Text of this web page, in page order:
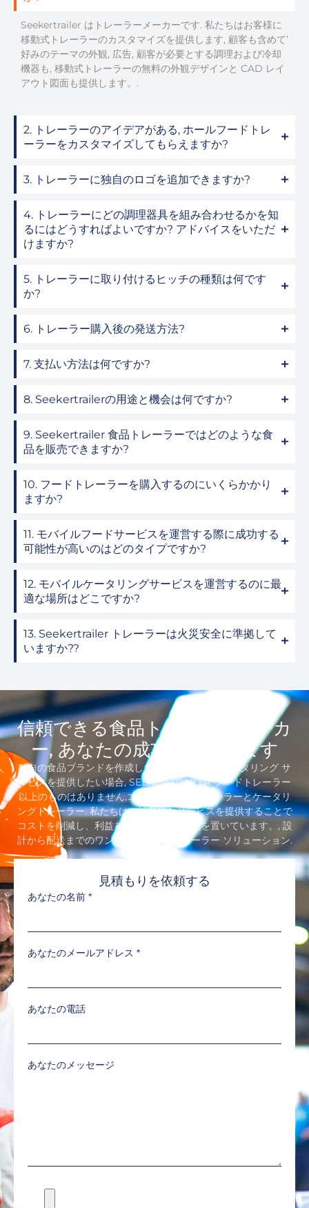
Seekertrailer はトレーラーメーカーです. 私たちはお客様に
移動式トレーラーのカスタマイズを提供します, 顧客も含めて’
好みのテーマの外観, 広告, 顧客が必要とする調理および冷却
機器も, 移動式トレーラーの無料の外観デザインと CAD レイ
アウト図面も提供します。.
2. トレーラーのアイデアがある, ホールフードトレ
ーラーをカスタマイズしてもらえますか?
3. トレーラーに独自のロゴを追加できますか?
4. トレーラーにどの調理器具を組み合わせるかを知
るにはどうすればよいですか? アドバイスをいただ
けますか?
5. トレーラーに取り付けるヒッチの種類は何です
か?
6. トレーラー購入後の発送方法?
7. 支払い方法は何ですか?
8. Seekertrailerの用途と機会は何ですか?
9. Seekertrailer 食品トレーラーではどのような食
品を販売できますか?
10. フードトレーラーを購入するのにいくらかかり
ますか?
11. モバイルフードサービスを運営する際に成功する
可能性が高いのはどのタイプですか?
12. モバイルケータリングサービスを運営するのに最
適な場所はどこですか?
13. Seekertrailer トレーラーは火災安全に準拠して
いますか??
信頼できる食品トレーラーメーカ
ー, あなたの成功に貢献します
独自の食品ブランドを作成したい場合、またはケータリング サ
ービスを提供したい場合, SEEKER TRAILER フードトレーラー
以上のものはありません,コンセッショントレーラーとケータリ
ングト​​レーラー. 私たちは、効率的なサービスを提供することで
コストを削減し、利益を増やすことに重点を置いています。, 設
計から配送までのワンストップ食品トレーラー ソリューション.
見積もりを依頼する
あなたの名前 *
あなたのメールアドレス *
あなたの電話
あなたのメッセージ